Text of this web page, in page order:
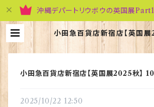
沖縄デパートリウボウの英国展
小田急百貨店新宿店【英国
秋】 10/29~ 11/3 | 英国雑貨
ブリティッシュ・ライフ
小田急百貨店新宿店【英国展2025秋】
2025/10/22 12:50